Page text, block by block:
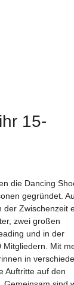
15-
die Dancing
gegründet.
der Zwischenzeit
zwei großen
und in der
Mitgliedern. Mit
in
Auftritte auf den